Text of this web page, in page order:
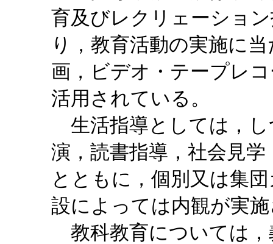
育及びレクリェーショ
り，教育活動の実施に
画，ビデオ・テープレ
活用されている。
生活指導としては，し
演，読書指導，社会見
とともに，個別又は集
設によっては内観が実
教科教育については，